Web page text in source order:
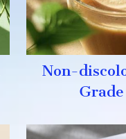
Non-